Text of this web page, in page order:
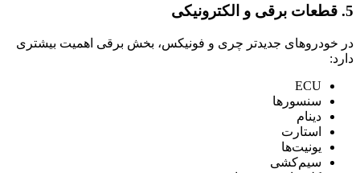
5. قطعات برقی و الکترونیکی
در خودروهای جدیدتر چری و فونیکس، بخش برقی اهمیت بیشتری
دارد:
ECU
سنسورها
دینام
استارت
یونیت‌ها
سیم‌کشی